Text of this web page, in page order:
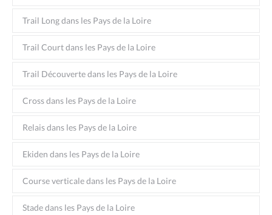
Trail Long dans les Pays de la Loire
Trail Court dans les Pays de la Loire
Trail Découverte dans les Pays de la Loire
Cross dans les Pays de la Loire
Relais dans les Pays de la Loire
Ekiden dans les Pays de la Loire
Course verticale dans les Pays de la Loire
Stade dans les Pays de la Loire